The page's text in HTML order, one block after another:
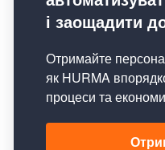
Простий
Функціонал для
відстежують свій